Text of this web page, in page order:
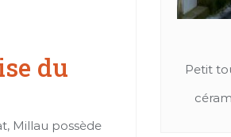
du
Millau possède
la capital artisanale de la
Cuir,